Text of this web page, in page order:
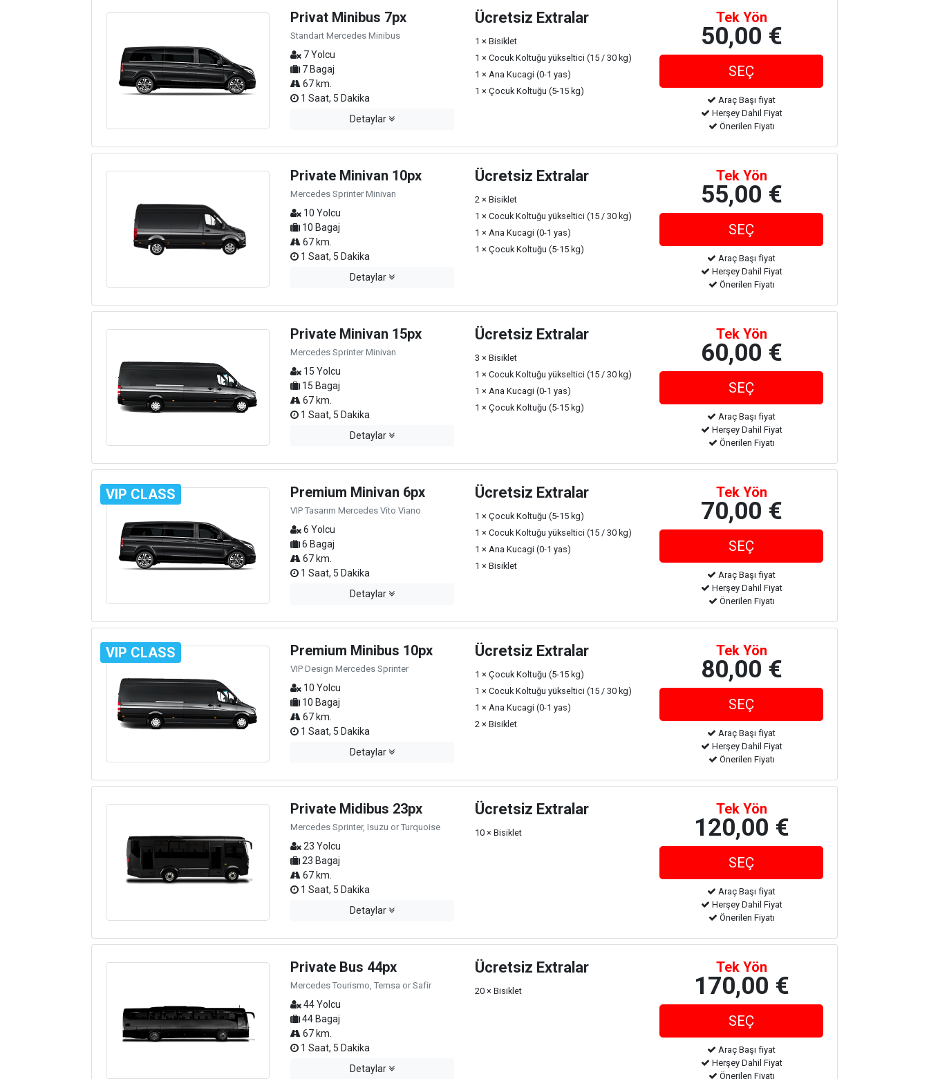
Privat Minibus 7px
Standart Mercedes Minibus
7 Yolcu
7 Bagaj
67 km.
1 Saat, 5 Dakika
Detaylar
Ücretsiz Extralar
1 × Bisiklet
1 × Cocuk Koltuğu yükseltici (15 / 30 kg)
1 × Ana Kucagi (0-1 yas)
1 × Çocuk Koltuğu (5-15 kg)
Tek Yön
50,00 €
Araç Başı fiyat
Herşey Dahil Fiyat
Önerilen Fiyatı
Private Minivan 10px
Mercedes Sprinter Minivan
10 Yolcu
10 Bagaj
67 km.
1 Saat, 5 Dakika
Detaylar
Ücretsiz Extralar
2 × Bisiklet
1 × Cocuk Koltuğu yükseltici (15 / 30 kg)
1 × Ana Kucagi (0-1 yas)
1 × Çocuk Koltuğu (5-15 kg)
Tek Yön
55,00 €
Araç Başı fiyat
Herşey Dahil Fiyat
Önerilen Fiyatı
Private Minivan 15px
Mercedes Sprinter Minivan
15 Yolcu
15 Bagaj
67 km.
1 Saat, 5 Dakika
Detaylar
Ücretsiz Extralar
3 × Bisiklet
1 × Cocuk Koltuğu yükseltici (15 / 30 kg)
1 × Ana Kucagi (0-1 yas)
1 × Çocuk Koltuğu (5-15 kg)
Tek Yön
60,00 €
Araç Başı fiyat
Herşey Dahil Fiyat
Önerilen Fiyatı
VIP CLASS Premium Minivan 6px
VIP Tasarım Mercedes Vito Viano
6 Yolcu
6 Bagaj
67 km.
1 Saat, 5 Dakika
Detaylar
Ücretsiz Extralar
1 × Çocuk Koltuğu (5-15 kg)
1 × Cocuk Koltuğu yükseltici (15 / 30 kg)
1 × Ana Kucagi (0-1 yas)
1 × Bisiklet
Tek Yön
70,00 €
Araç Başı fiyat
Herşey Dahil Fiyat
Önerilen Fiyatı
VIP CLASS Premium Minibus 10px
VIP Design Mercedes Sprinter
10 Yolcu
10 Bagaj
67 km.
1 Saat, 5 Dakika
Detaylar
Ücretsiz Extralar
1 × Çocuk Koltuğu (5-15 kg)
1 × Cocuk Koltuğu yükseltici (15 / 30 kg)
1 × Ana Kucagi (0-1 yas)
2 × Bisiklet
Tek Yön
80,00 €
Araç Başı fiyat
Herşey Dahil Fiyat
Önerilen Fiyatı
Private Midibus 23px
Mercedes Sprinter, Isuzu or Turquoise
23 Yolcu
23 Bagaj
67 km.
1 Saat, 5 Dakika
Detaylar
Ücretsiz Extralar
10 × Bisiklet
Tek Yön
120,00 €
Araç Başı fiyat
Herşey Dahil Fiyat
Önerilen Fiyatı
Private Bus 44px
Mercedes Tourismo, Temsa or Safir
44 Yolcu
44 Bagaj
67 km.
1 Saat, 5 Dakika
Detaylar
Ücretsiz Extralar
20 × Bisiklet
Tek Yön
170,00 €
Araç Başı fiyat
Herşey Dahil Fiyat
Önerilen Fiyatı